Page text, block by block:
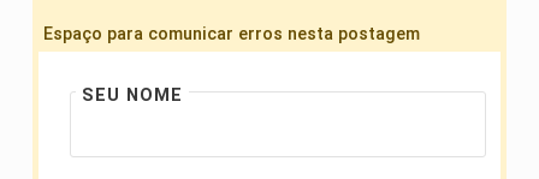
Espaço para comunicar erros nesta postagem
SEU NOME